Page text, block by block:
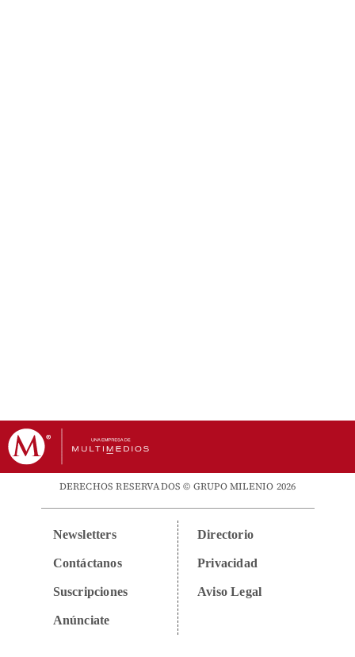
DERECHOS RESERVADOS © GRUPO MILENIO 2026
Newsletters
Contáctanos
Suscripciones
Anúnciate
Directorio
Privacidad
Aviso Legal